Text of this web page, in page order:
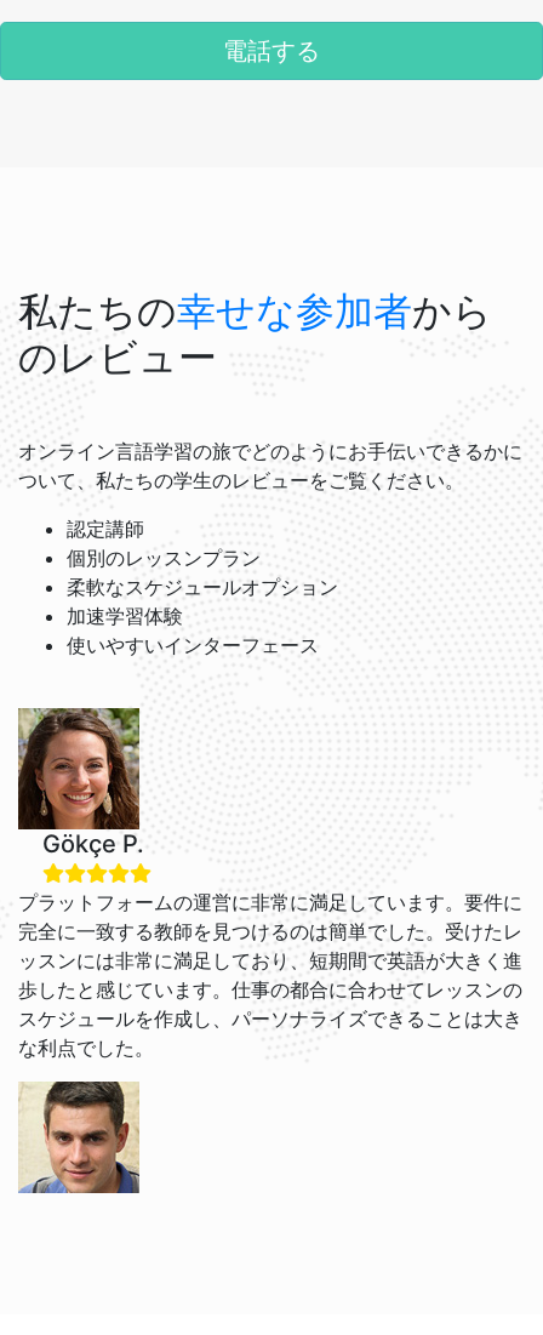
電話する
私たちの幸せな参加者から
のレビュー
オンライン言語学習の旅でどのようにお手伝いできるかに
ついて、私たちの学生のレビューをご覧ください。
認定講師
個別のレッスンプラン
柔軟なスケジュールオプション
加速学習体験
使いやすいインターフェース
Gökçe P.
プラットフォームの運営に非常に満足しています。要件に
完全に一致する教師を見つけるのは簡単でした。受けたレ
ッスンには非常に満足しており、短期間で英語が大きく進
歩したと感じています。仕事の都合に合わせてレッスンの
スケジュールを作成し、パーソナライズできることは大き
な利点でした。